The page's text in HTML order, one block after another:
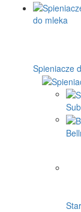
Spieniacze